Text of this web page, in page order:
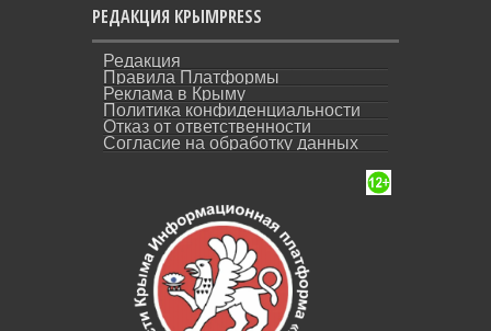
РЕДАКЦИЯ КРЫМPRESS
Редакция
Правила Платформы
Реклама в Крыму
Политика конфиденциальности
Отказ от ответственности
Согласие на обработку данных